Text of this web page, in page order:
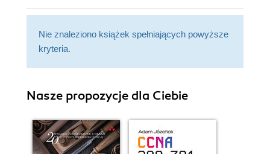
Nie znaleziono książek spełniających powyższe
kryteria.
Nasze propozycje dla Ciebie